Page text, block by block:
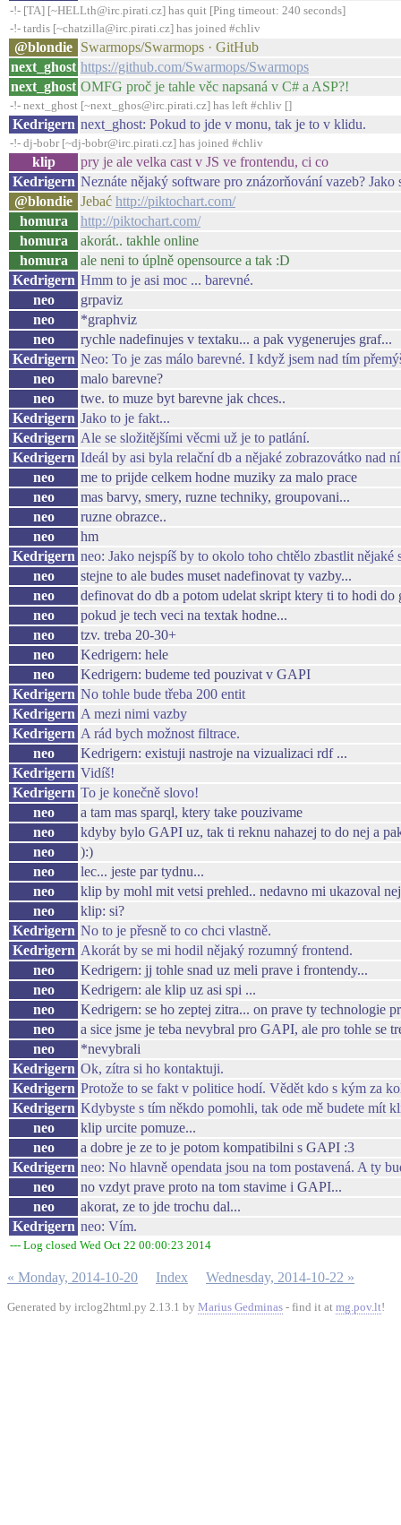
-!- [TA] [~HELLth@irc.pirati.cz] has quit [Ping timeout: 240 seconds]
-!- tardis [~chatzilla@irc.pirati.cz] has joined #chliv
@blondie Swarmops/Swarmops · GitHub
next_ghost https://github.com/Swarmops/Swarmops
next_ghost OMFG proč je tahle věc napsaná v C# a ASP?!
-!- next_ghost [~next_ghos@irc.pirati.cz] has left #chliv []
Kedrigern next_ghost: Pokud to jde v monu, tak je to v klidu.
-!- dj-bobr [~dj-bobr@irc.pirati.cz] has joined #chliv
klip
pry je ale velka cast v JS ve frontendu, ci co
Kedrigern Neznáte nějaký software pro znázorňování vazeb?
@blondie Jebać http://piktochart.com/
homura
http://piktochart.com/
homura
akorát.. takhle online
homura
ale neni to úplně opensource a tak :D
Kedrigern Hmm to je asi moc ... barevné.
neo
grpaviz
neo
*graphviz
neo
rychle nadefinujes v textaku... a pak vygenerujes graf...
Kedrigern Neo: To je zas málo barevné. I když jsem nad tím
neo
malo barevne?
neo
twe. to muze byt barevne jak chces..
Kedrigern Jako to je fakt...
Kedrigern Ale se složitějšími věcmi už je to patlání.
Kedrigern Ideál by asi byla relační db a nějaké zobrazovátko nad
neo
me to prijde celkem hodne muziky za malo prace
neo
mas barvy, smery, ruzne techniky, groupovani...
neo
ruzne obrazce..
neo
hm
Kedrigern neo: Jako nejspíš by to okolo toho chtělo zbastlit nějaké
neo
stejne to ale budes muset nadefinovat ty vazby...
neo
definovat do db a potom udelat skript ktery ti to hodi do
neo
pokud je tech veci na textak hodne...
neo
tzv. treba 20-30+
neo
Kedrigern: hele
neo
Kedrigern: budeme ted pouzivat v GAPI
Kedrigern No tohle bude třeba 200 entit
Kedrigern A mezi nimi vazby
Kedrigern A rád bych možnost filtrace.
neo
Kedrigern: existuji nastroje na vizualizaci rdf ...
Kedrigern Vidíš!
Kedrigern To je konečně slovo!
neo
a tam mas sparql, ktery take pouzivame
neo
kdyby bylo GAPI uz, tak ti reknu nahazej to do nej a
neo
):)
neo
lec... jeste par tydnu...
neo
klip by mohl mit vetsi prehled.. nedavno mi ukazoval
neo
klip: si?
Kedrigern No to je přesně to co chci vlastně.
Kedrigern Akorát by se mi hodil nějaký rozumný frontend.
neo
Kedrigern: jj tohle snad uz meli prave i frontendy...
neo
Kedrigern: ale klip uz asi spi ...
neo
Kedrigern: se ho zeptej zitra... on prave ty technologie
neo
a sice jsme je teba nevybral pro GAPI, ale pro tohle se
neo
*nevybrali
Kedrigern Ok, zítra si ho kontaktuji.
Kedrigern Protože to se fakt v politice hodí. Vědět kdo s kým za
Kedrigern Kdybyste s tím někdo pomohli, tak ode mě budete mít
neo
klip urcite pomuze...
neo
a dobre je ze to je potom kompatibilni s GAPI :3
Kedrigern neo: No hlavně opendata jsou na tom postavená. A ty
neo
no vzdyt prave proto na tom stavime i GAPI...
neo
akorat, ze to jde trochu dal...
Kedrigern neo: Vím.
--- Log closed Wed Oct 22 00:00:23 2014
« Monday, 2014-10-20 Index Wednesday, 2014-10-22 »
Generated by irclog2html.py 2.13.1 by Marius Gedminas - find it at mg.pov.lt!